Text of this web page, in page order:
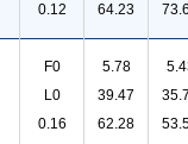
0.12
64.23
F0
L0
0.16
5.78
39.47
62.28